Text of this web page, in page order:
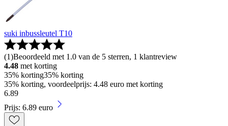
suki inbussleutel T10
(1)Beoordeeld met 1.0 van de 5 sterren, 1 klantreview
4.48 met korting
35% korting35% korting
35% korting, voordeelprijs: 4.48 euro met korting
6.89
Prijs: 6.89 euro